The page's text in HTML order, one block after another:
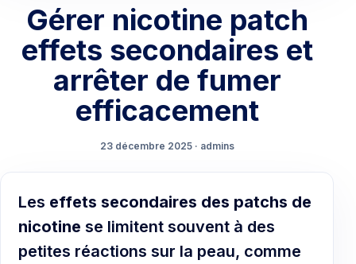
Gérer nicotine patch
effets secondaires et
arrêter de fumer
efficacement
23 décembre 2025 · admins
Les effets secondaires des patchs de
nicotine se limitent souvent à des
petites réactions sur la peau, comme